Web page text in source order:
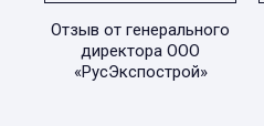
Отзыв от генерального
директора ООО
«РусЭкспострой»